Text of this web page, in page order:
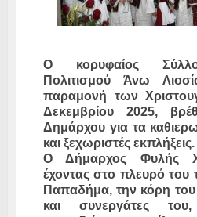
Ο κορυφαίος
Πολιτισμού Άνω
παραμονή των
Δεκεμβρίου 2025,
Δημάρχου για τα
και ξεχωριστές εκπλήξεις.
Ο Δήμαρχος Φυλής
έχοντας στο πλευρό του
Παπαδήμα, την κόρη
και συνεργάτες